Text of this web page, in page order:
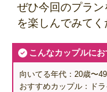
ぜひ今回のプラ
を楽しんでみてく
こんなカップルにお
向いてる年代：20歳〜
おすすめカップル：ド